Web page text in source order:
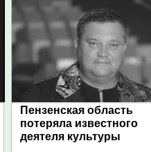
Пензенская область
потеряла известного
деятеля культуры